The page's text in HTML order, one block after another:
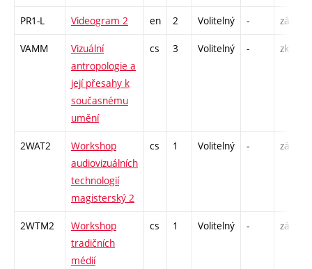
PR1-L Videogram 2 en 2 Volitelný - zá
VAMM
Vizuální
antropologie a
její přesahy k
současnému
umění
cs 3 Volitelný - zk
2WAT2
Workshop
audiovizuálních
technologií
magisterský 2
cs 1 Volitelný - zá
2WTM2
Workshop
tradičních
médií
cs 1 Volitelný - zá